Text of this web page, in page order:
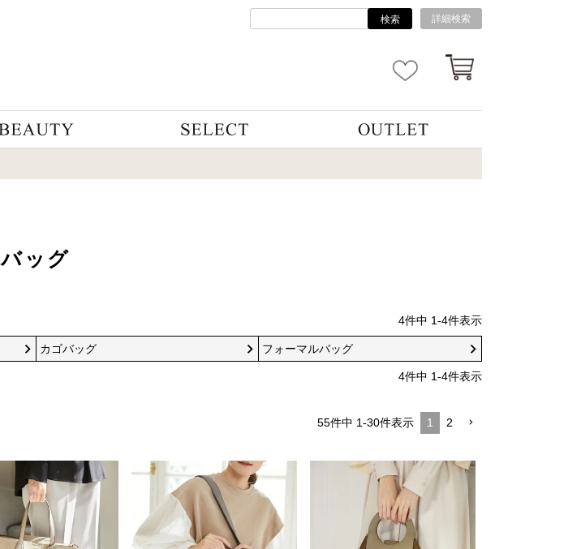
検索 詳細検索
バッグ
4件中 1-4件表示
カゴバッグ フォーマルバッグ
4件中 1-4件表示
55件中 1-30件表示 1 2